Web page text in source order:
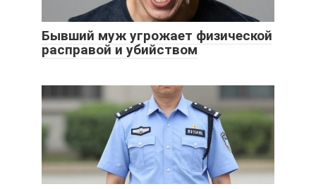
Бывший муж угрожает физической
расправой и убийством